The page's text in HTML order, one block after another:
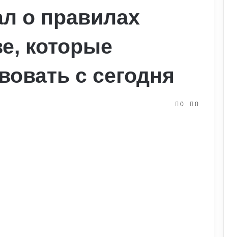
о правилах
которые
с сегодня
0 0